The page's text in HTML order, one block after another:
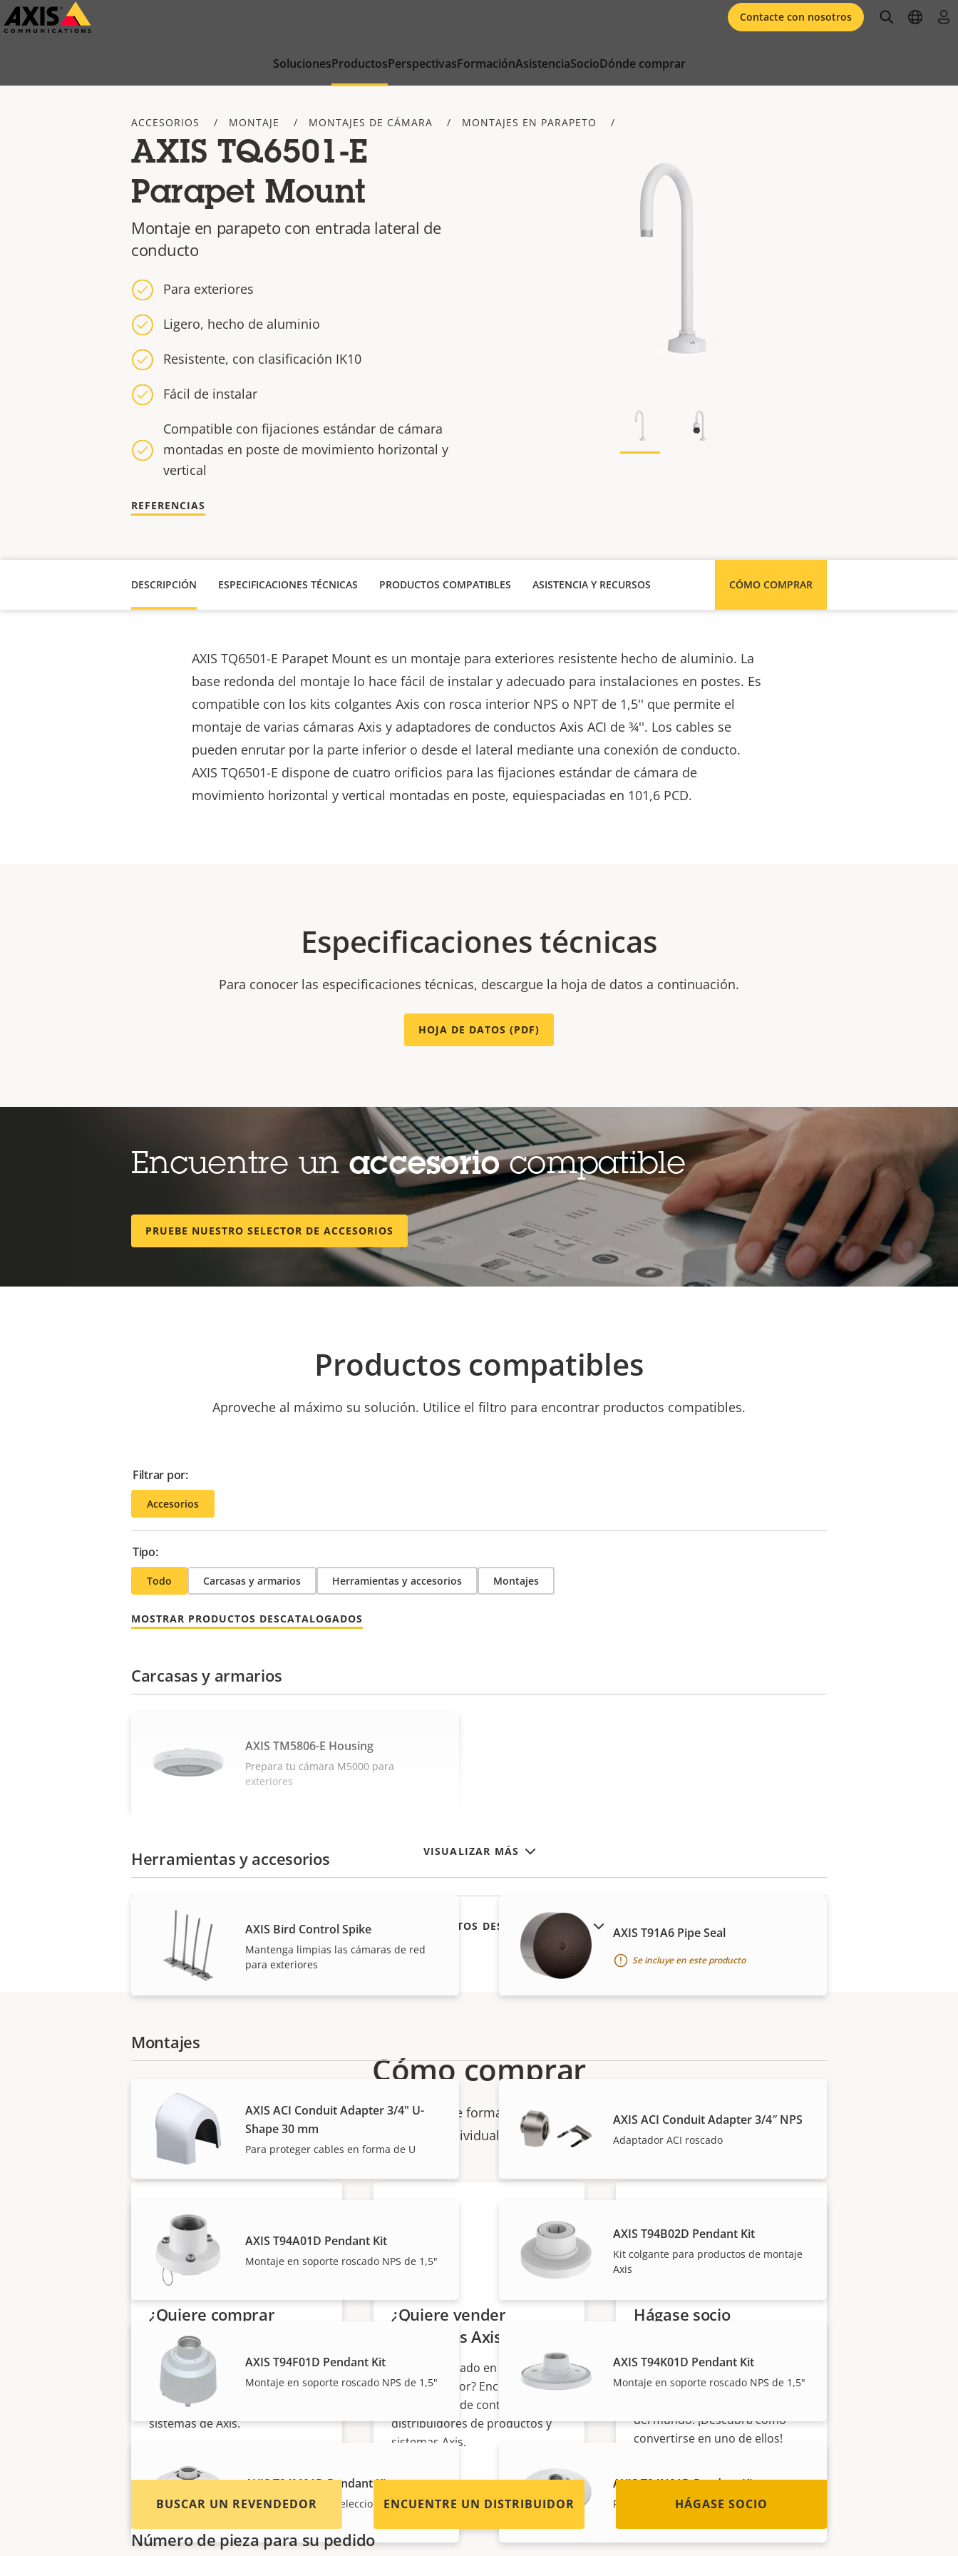
Saltar
al
SolucionesProductosPerspectivasFormaciónAsistenciaSocioDónde comprar
Contacte con nosotros openopen
ACCESORIOS MONTAJE MONTAJES DE CÁMARA MONTAJES EN PARAPETO
AXIS TQ6501-E
Parapet Mount
Montaje en parapeto con entrada lateral de
conducto
Para exteriores
Ligero, hecho de aluminio
Resistente, con clasificación IK10
Fácil de instalar
Compatible con fijaciones estándar de cámara
montadas en poste de movimiento horizontal y
vertical
REFERENCIAS
DESCRIPCIÓN ESPECIFICACIONES TÉCNICAS PRODUCTOS COMPATIBLES CÓMO COMPRAR
ASISTENCIA Y RECURSOS
AXIS TQ6501-E Parapet Mount es un montaje para exteriores resistente hecho de aluminio. La
base redonda del montaje lo hace fácil de instalar y adecuado para instalaciones en postes. Es
compatible con los kits colgantes Axis con rosca interior NPS o NPT de 1,5'' que permite el
montaje de varias cámaras Axis y adaptadores de conductos Axis ACI de ¾''. Los cables se
pueden enrutar por la parte inferior o desde el lateral mediante una conexión de conducto.
AXIS TQ6501-E dispone de cuatro orificios para las fijaciones estándar de cámara de
movimiento horizontal y vertical montadas en poste, equiespaciadas en 101,6 PCD.
Especificaciones técnicas
Para conocer las especificaciones técnicas, descargue la hoja de datos a continuación.
HOJA DE DATOS (PDF)
Encuentre un accesoriocompatible
PRUEBE NUESTRO SELECTOR DE ACCESORIOS
Productos compatibles
Aproveche al máximo su solución. Utilice el filtro para encontrar productos compatibles.
Filtrar por:
Accesorios
Tipo:
Todo Carcasas y armarios Herramientas y accesorios Montajes
MOSTRAR PRODUCTOS DESCATALOGADOS
VISUALIZAR MÁS
Carcasas y armarios
AXIS TM5806-E Housing
Prepara tu cámara M5000 para
exteriores
Herramientas y accesorios
AXIS Bird Control Spike
Mantenga limpias las cámaras de red
para exteriores
AXIS T91A6 Pipe Seal
Se incluye en este producto
Montajes
AXIS ACI Conduit Adapter 3/4" U-
Shape 30 mm
Para proteger cables en forma de U
AXIS ACI Conduit Adapter 3/4″ NPS
Adaptador ACI roscado
AXIS T94A01D Pendant Kit
Montaje en soporte roscado NPS de 1,5"
AXIS T94B02D Pendant Kit
Kit colgante para productos de montaje
Axis
AXIS T94F01D Pendant Kit
Montaje en soporte roscado NPS de 1,5"
AXIS T94K01D Pendant Kit
Montaje en soporte roscado NPS de 1,5"
AXIS T94M01D Pendant Kit
Para cámaras Q35 seleccionadas
AXIS T94N01D Pendant Kit
Para uso en interior y exterior
MOSTRAR PRODUCTOS DESCATALOGADOS
Cómo comprar
Nuestros socios fiables venden e instalan de forma experta las soluciones Axis y los productos
individuales.
¿Quiere comprar
productos Axis?
Localice revendedores,
integradores de sistemas e
instaladores de productos y
sistemas de Axis.
BUSCAR UN REVENDEDOR
¿Quiere vender
productos Axis?
¿Está interesado en convertirse
en revendedor? Encuentre
información de contacto de
distribuidores de productos y
sistemas Axis.
ENCUENTRE UN DISTRIBUIDOR
Hágase socio
distribuidor, integrador de
sistemas o instalador? Tenemos
del mundo. ¡Descubra cómo
convertirse en uno de ellos!
HÁGASE SOCIO
Número de pieza para su pedido